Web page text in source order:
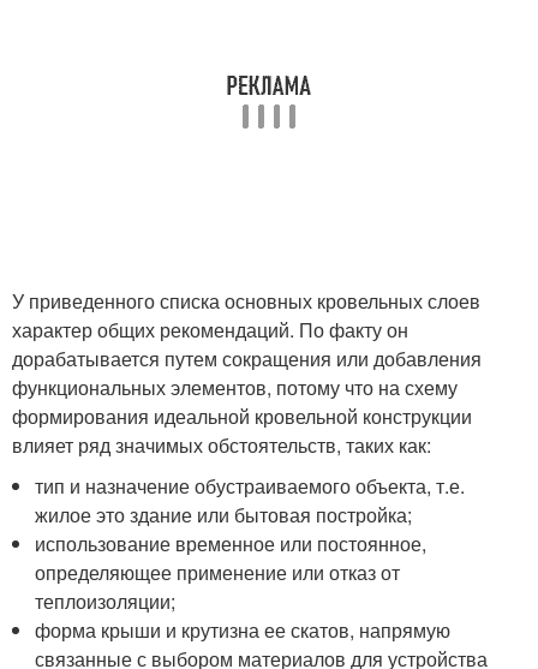
У приведенного списка основных кровельных слоев
характер общих рекомендаций. По факту он
дорабатывается путем сокращения или добавления
функциональных элементов, потому что на схему
формирования идеальной кровельной конструкции
влияет ряд значимых обстоятельств, таких как:
тип и назначение обустраиваемого объекта, т.е.
жилое это здание или бытовая постройка;
использование временное или постоянное,
определяющее применение или отказ от
теплоизоляции;
форма крыши и крутизна ее скатов, напрямую
связанные с выбором материалов для устройства